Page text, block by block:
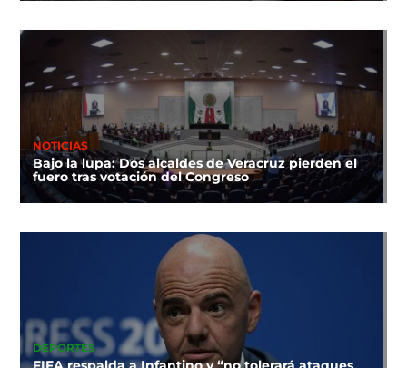
NOTICIAS
Bajo la lupa: Dos alcaldes de Veracruz pierden el
fuero tras votación del Congreso
DEPORTES